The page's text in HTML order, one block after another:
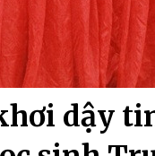
dậy